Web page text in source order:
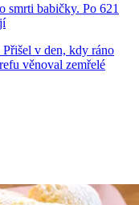
smrti babičky. Po 621
v den, kdy ráno
věnoval zemřelé